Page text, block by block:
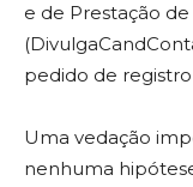
e de Prestação
pedido de
Uma vedação
nenhuma